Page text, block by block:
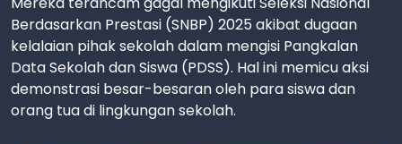
Berdasarkan Prestasi (SNBP) 2025 akibat dugaan
kelalaian pihak sekolah dalam mengisi Pangkalan
Data Sekolah dan Siswa (PDSS). Hal ini memicu aksi
demonstrasi besar-besaran oleh para siswa dan
orang tua di lingkungan sekolah.